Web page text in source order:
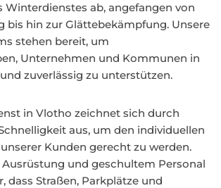
Winterdienstes ab, angefangen von
bis hin zur Glättebekämpfung. Unsere
stehen bereit, um
Unternehmen und Kommunen in
zuverlässig zu unterstützen.
in Vlotho zeichnet sich durch
aus, um den individuellen
Kunden gerecht zu werden.
und geschultem Personal
dass Straßen, Parkplätze und